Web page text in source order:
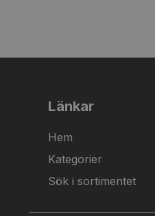
Länkar
Hem
Kategorier
Sök i sortimentet